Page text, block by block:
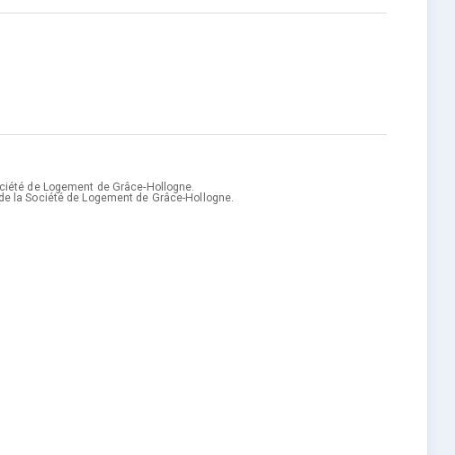
de Logement de Grâce-Hollogne.
la Société de Logement de Grâce-Hollogne.